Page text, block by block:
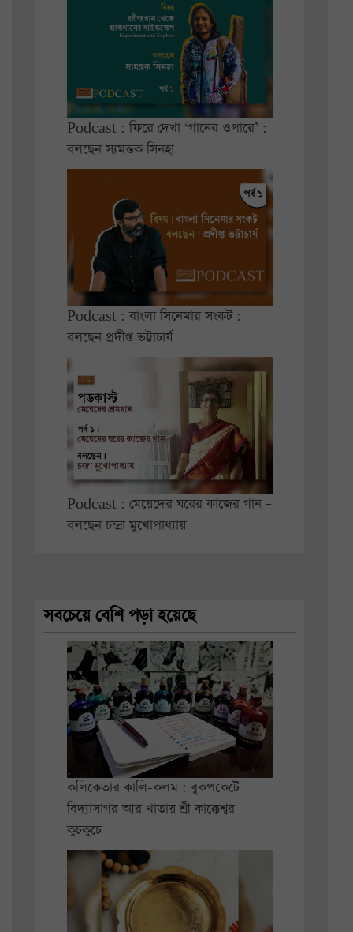
Podcast : ফিরে দেখা ‘গানের ওপারে’ :
বলছেন স্যমন্তক সিনহা
Podcast : বাংলা সিনেমার সংকট :
বলছেন প্রদীপ্ত ভট্টাচার্য
Podcast : মেয়েদের ঘরের কাজের গান –
বলছেন চন্দ্রা মুখোপাধ্যায়
সবচেয়ে বেশি পড়া হয়েছে
কলিকেতার কালি-কলম : বুকপকেটে
বিদ্যাসাগর আর খাতায় শ্রী কাক্কেশ্বর
কুচকুচে